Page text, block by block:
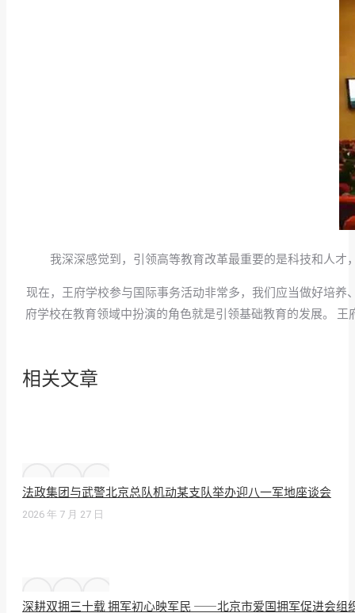
我深深感觉到，引领高等教育改革最重要的是科技和人
现在，王府学校参与国际事务活动非常多，我们应当做好培
府学校在教育领域中扮演的角色就是引领基础教育的发展。
相关文章
法政集团与武警北京总队机动某支队举办迎八一军地座谈会
2026 年 7 月 27 日
深耕双拥三十载 拥军初心映军民 ——北京市爱国拥军促进会组